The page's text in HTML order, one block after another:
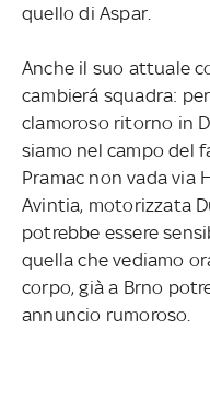
quello di Aspar.
Anche il suo attuale
cambierá squadra:
clamoroso ritorno in
siamo nel campo del
Pramac non vada via
Avintia, motorizzata
potrebbe essere
quella che vediamo
corpo, già a Brno
annuncio rumoroso.